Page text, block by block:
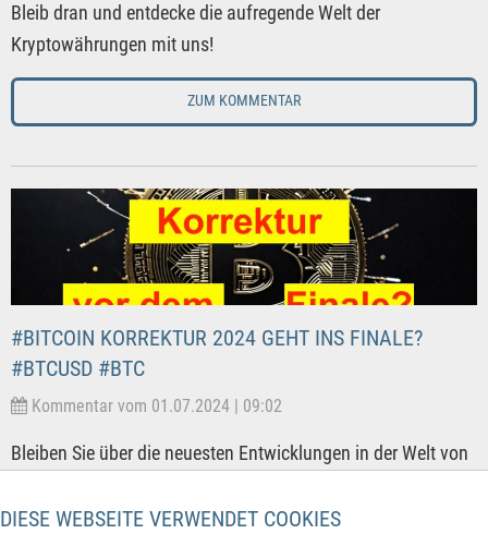
DIESE WEBSEITE VERWENDET COOKIES
Bleib dran und entdecke die aufregende Welt der
Kryptowährungen mit uns!
ZUM KOMMENTAR
#BITCOIN KORREKTUR 2024 GEHT INS FINALE?
#BTCUSD #BTC
Kommentar vom 01.07.2024 | 09:02
Bleiben Sie über die neuesten Entwicklungen in der Welt von
vor dem BTCUSD. In diesem Kommentar klären wir, was Sie